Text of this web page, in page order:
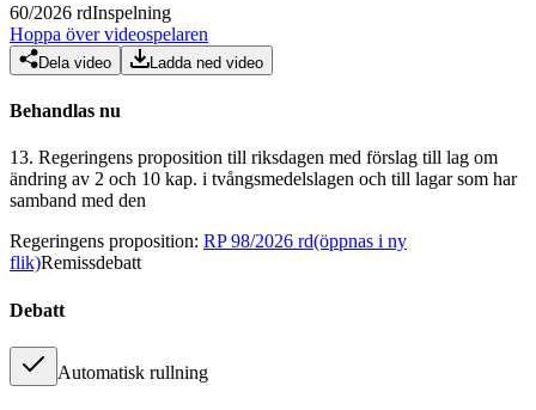
60/2026 rdInspelning
Hoppa över videospelaren
Dela video Ladda ned video
Behandlas nu
13. Regeringens proposition till riksdagen med förslag till lag om
ändring av 2 och 10 kap. i tvångsmedelslagen och till lagar som har
samband med den
Regeringens proposition: RP 98/2026 rd(öppnas i ny
flik)Remissdebatt
Debatt
Automatisk rullning